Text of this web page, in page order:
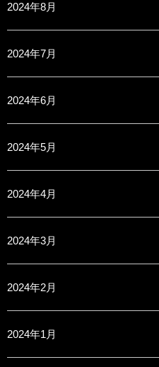
2024年8月
2024年7月
2024年6月
2024年5月
2024年4月
2024年3月
2024年2月
2024年1月